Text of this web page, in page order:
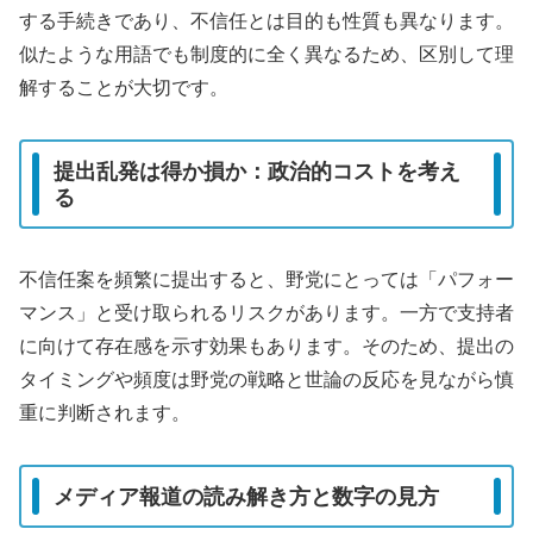
する手続きであり、不信任とは目的も性質も異なります。
似たような用語でも制度的に全く異なるため、区別して理
解することが大切です。
提出乱発は得か損か：政治的コストを考え
る
不信任案を頻繁に提出すると、野党にとっては「パフォー
マンス」と受け取られるリスクがあります。一方で支持者
に向けて存在感を示す効果もあります。そのため、提出の
タイミングや頻度は野党の戦略と世論の反応を見ながら慎
重に判断されます。
メディア報道の読み解き方と数字の見方